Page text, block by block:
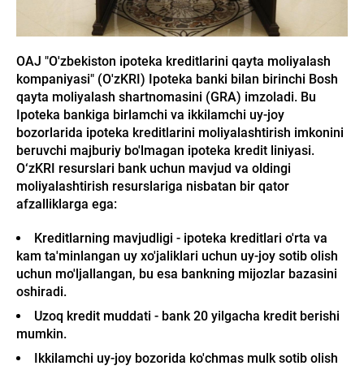
OAJ "O'zbekiston ipoteka kreditlarini qayta moliyalash
kompaniyasi" (O'zKRI) Ipoteka banki bilan birinchi Bosh
qayta moliyalash shartnomasini (GRA) imzoladi. Bu
Ipoteka bankiga birlamchi va ikkilamchi uy-joy
bozorlarida ipoteka kreditlarini moliyalashtirish imkonini
beruvchi majburiy bo'lmagan ipoteka kredit liniyasi.
O‘zKRI resurslari bank uchun mavjud va oldingi
moliyalashtirish resurslariga nisbatan bir qator
afzalliklarga ega:
Kreditlarning mavjudligi - ipoteka kreditlari o'rta va
kam ta'minlangan uy xo'jaliklari uchun uy-joy sotib olish
uchun mo'ljallangan, bu esa bankning mijozlar bazasini
oshiradi.
Uzoq kredit muddati - bank 20 yilgacha kredit berishi
mumkin.
Ikkilamchi uy-joy bozorida ko'chmas mulk sotib olish